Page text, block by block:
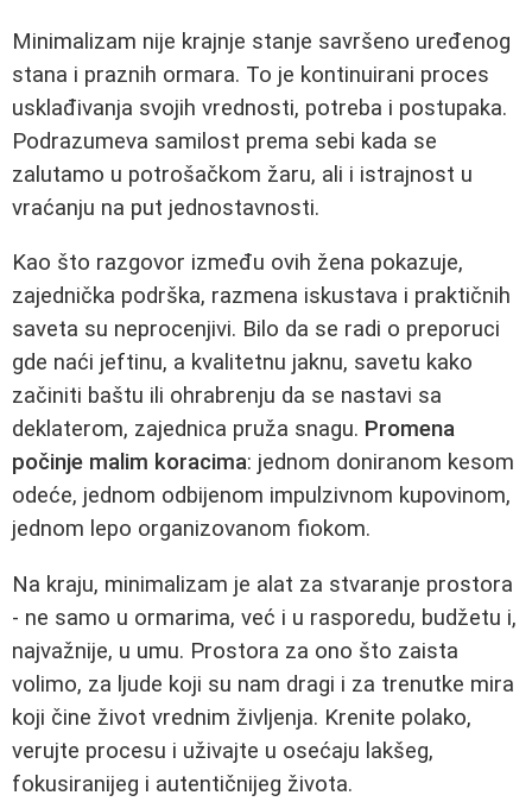
Minimalizam nije krajnje stanje savršeno uređenog
stana i praznih ormara. To je kontinuirani proces
usklađivanja svojih vrednosti, potreba i postupaka.
Podrazumeva samilost prema sebi kada se
zalutamo u potrošačkom žaru, ali i istrajnost u
vraćanju na put jednostavnosti.
Kao što razgovor između ovih žena pokazuje,
zajednička podrška, razmena iskustava i praktičnih
saveta su neprocenjivi. Bilo da se radi o preporuci
gde naći jeftinu, a kvalitetnu jaknu, savetu kako
začiniti baštu ili ohrabrenju da se nastavi sa
deklaterom, zajednica pruža snagu. Promena
počinje malim koracima: jednom doniranom kesom
odeće, jednom odbijenom impulzivnom kupovinom,
jednom lepo organizovanom fiokom.
Na kraju, minimalizam je alat za stvaranje prostora
- ne samo u ormarima, već i u rasporedu, budžetu i,
najvažnije, u umu. Prostora za ono što zaista
volimo, za ljude koji su nam dragi i za trenutke mira
koji čine život vrednim življenja. Krenite polako,
verujte procesu i uživajte u osećaju lakšeg,
fokusiranijeg i autentičnijeg života.